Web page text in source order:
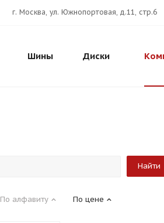
г. Москва, ул. Южнопортовая, д.11, стр.6
Шины Диски
По алфавиту По цене